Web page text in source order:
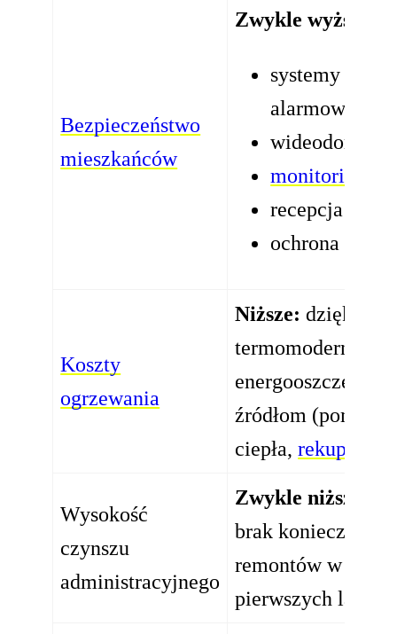
Bezpieczeństwo
mieszkańców
Zwykle wyższe:
systemy
alarmowe
monitoring
recepcja
ochrona
Koszty
ogrzewania
Niższe: dzięki
źródłom (pompy
ciepła,
Wysokość
czynszu
administracyjnego
Zwykle niższa
brak konieczności
remontów w
pierwszych latach